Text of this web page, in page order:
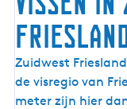
V
i
s
Zuidwest
de visregio van
meter zijn hier